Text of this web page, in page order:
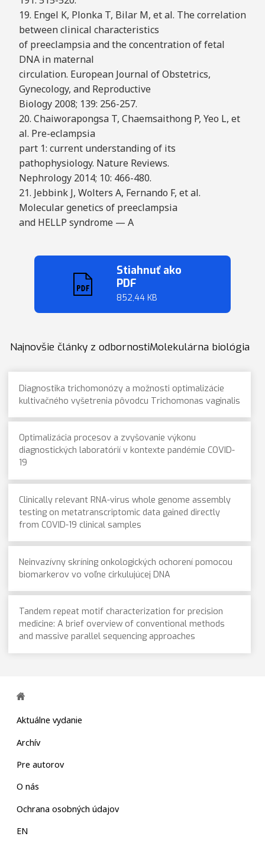
19. Engel K, Plonka T, Bilar M, et al. The correlation
between clinical characteristics
of preeclampsia and the concentration of fetal
DNA in maternal
circulation. European Journal of Obstetrics,
Gynecology, and Reproductive
Biology 2008; 139: 256-257.
20. Chaiworapongsa T, Chaemsaithong P, Yeo L, et
al. Pre-eclampsia
part 1: current understanding of its
pathophysiology. Nature Reviews.
Nephrology 2014; 10: 466-480.
21. Jebbink J, Wolters A, Fernando F, et al.
Molecular genetics of preeclampsia
and HELLP syndrome — A
Stiahnuť ako
PDF
852,44 KB
Najnovšie články z odbornostiMolekulárna biológia
Diagnostika trichomonózy a možnosti optimalizácie
kultivačného vyšetrenia pôvodcu Trichomonas vaginalis
Optimalizácia procesov a zvyšovanie výkonu
diagnostických laboratórií v kontexte pandémie COVID-
19
Clinically relevant RNA-virus whole genome assembly
testing on metatranscriptomic data gained directly
from COVID-19 clinical samples
Neinvazívny skríning onkologických ochorení pomocou
biomarkerov vo voľne cirkulujúcej DNA
Tandem repeat motif characterization for precision
medicine: A brief overview of conventional methods
and massive parallel sequencing approaches
Aktuálne vydanie
Archív
Pre autorov
O nás
Ochrana osobných údajov
EN